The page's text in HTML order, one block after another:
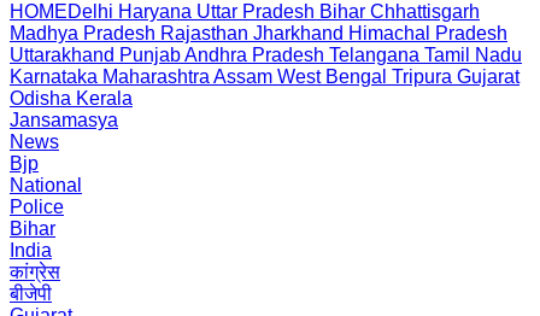
HOMEDelhi Haryana Uttar Pradesh Bihar Chhattisgarh
Madhya Pradesh Rajasthan Jharkhand Himachal Pradesh
Uttarakhand PunjabAndhra Pradesh Telangana Tamil Nadu
Karnataka Maharashtra Assam West Bengal Tripura Gujarat
Odisha Kerala
Jansamasya
News
Bjp
National
Police
Bihar
India
कांग्रेस
बीजेपी